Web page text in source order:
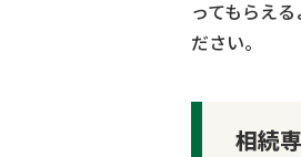
ってもらえ
ださい。
相続